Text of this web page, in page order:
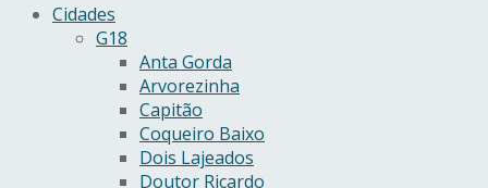
Cidades
G18
Anta Gorda
Arvorezinha
Capitão
Coqueiro Baixo
Dois Lajeados
Doutor Ricardo